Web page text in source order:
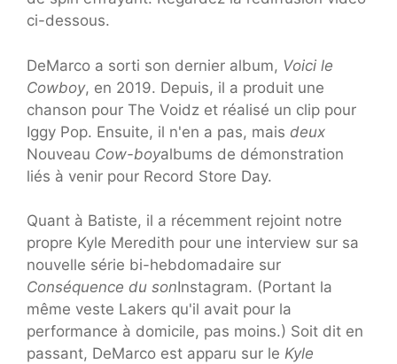
ci-dessous.
DeMarco a sorti son dernier album, Voici le
Cowboy, en 2019. Depuis, il a produit une
chanson pour The Voidz et réalisé un clip pour
Iggy Pop. Ensuite, il n'en a pas, mais deux
Nouveau Cow-boyalbums de démonstration
liés à venir pour Record Store Day.
Quant à Batiste, il a récemment rejoint notre
propre Kyle Meredith pour une interview sur sa
nouvelle série bi-hebdomadaire sur
Conséquence du sonInstagram. (Portant la
même veste Lakers qu'il avait pour la
performance à domicile, pas moins.) Soit dit en
passant, DeMarco est apparu sur le Kyle